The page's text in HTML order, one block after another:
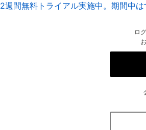
2週間無料トライアル実施中。期間中
ロ